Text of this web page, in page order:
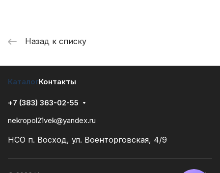
Назад к списку
КаталогКонтакты
+7 (383) 363-02-55
nekropol21vek@yandex.ru
НСО п. Восход, ул. Военторговская, 4/9